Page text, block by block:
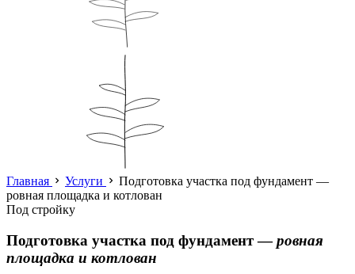
Главная Услуги
Подготовка участка под фундамент —
ровная площадка и котлован
Под стройку
Подготовка участка под фундамент —ровная
площадка и котлован